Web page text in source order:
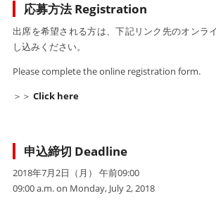
応募方法 Registration
出席を希望される方は、下記リンク先のオンラ
し込みください。
Please complete the online registration form.
＞＞ Click here
申込締切 Deadline
2018年7月2日（月） 午前09:00
09:00 a.m. on Monday, July 2, 2018